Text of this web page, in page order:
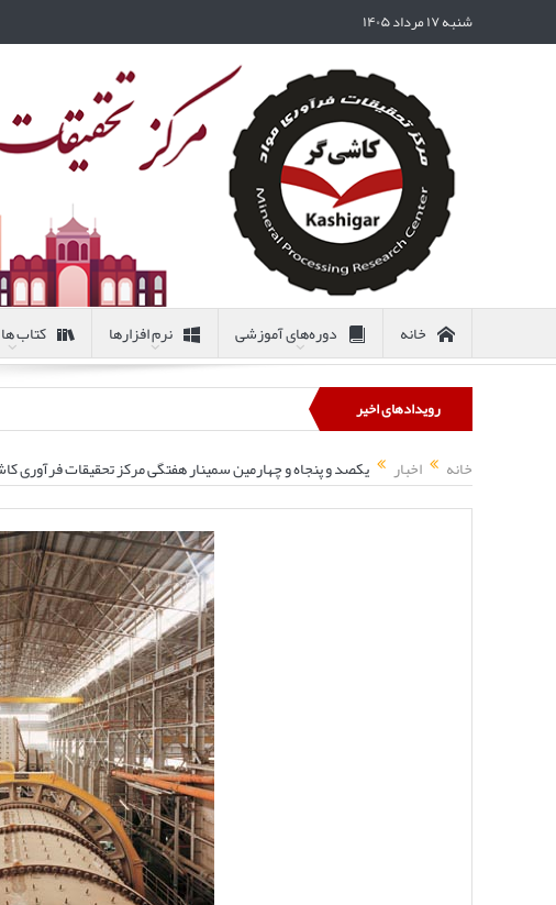
شنبه ۱۷ مرداد ۱۴۰۵
خانه دوره‌های آموزشی نرم افزارها کتاب
رویدادهای اخیر
خانه اخبار یکصد و پنجاه و چهارمین سمینار هفتگی مرکز تحقیقات